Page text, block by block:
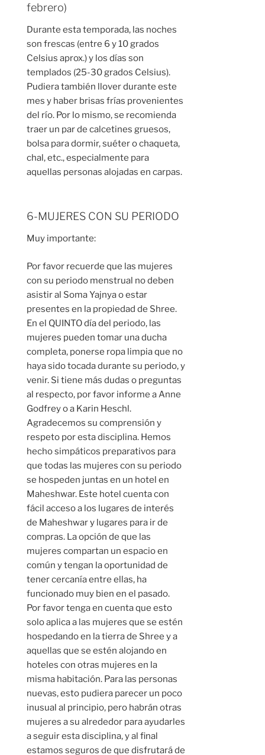
febrero)
Durante esta temporada, las noches
son frescas (entre 6 y 10 grados
Celsius aprox.) y los días son
templados (25-30 grados Celsius).
Pudiera también llover durante este
mes y haber brisas frías provenientes
del río. Por lo mismo, se recomienda
traer un par de calcetines gruesos,
bolsa para dormir, suéter o chaqueta,
chal, etc., especialmente para
aquellas personas alojadas en carpas.
6-MUJERES CON SU PERIODO
Muy importante:
Por favor recuerde que las mujeres
con su periodo menstrual no deben
asistir al Soma Yajnya o estar
presentes en la propiedad de Shree.
En el QUINTO día del periodo, las
mujeres pueden tomar una ducha
completa, ponerse ropa limpia que no
haya sido tocada durante su periodo, y
venir. Si tiene más dudas o preguntas
al respecto, por favor informe a Anne
Godfrey o a Karin Heschl.
Agradecemos su comprensión y
respeto por esta disciplina. Hemos
hecho simpáticos preparativos para
que todas las mujeres con su periodo
se hospeden juntas en un hotel en
Maheshwar. Este hotel cuenta con
fácil acceso a los lugares de interés
de Maheshwar y lugares para ir de
compras. La opción de que las
mujeres compartan un espacio en
común y tengan la oportunidad de
tener cercanía entre ellas, ha
funcionado muy bien en el pasado.
Por favor tenga en cuenta que esto
solo aplica a las mujeres que se estén
hospedando en la tierra de Shree y a
aquellas que se estén alojando en
hoteles con otras mujeres en la
misma habitación. Para las personas
nuevas, esto pudiera parecer un poco
inusual al principio, pero habrán otras
mujeres a su alrededor para ayudarles
a seguir esta disciplina, y al final
estamos seguros de que disfrutará de